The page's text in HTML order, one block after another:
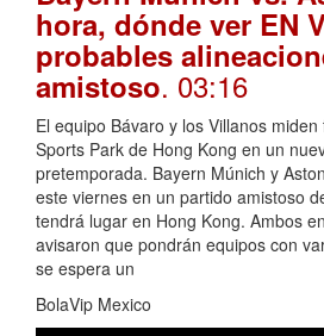
hora, dónde ver EN
probables
amistoso. 03:16
El equipo Bávaro y los Villanos
Sports Park de Hong Kong en un
pretemporada. Bayern Múnich y
este viernes en un partido amistoso
tendrá lugar en Hong Kong. Ambos
avisaron que pondrán equipos con
se espera un
BolaVip Mexico